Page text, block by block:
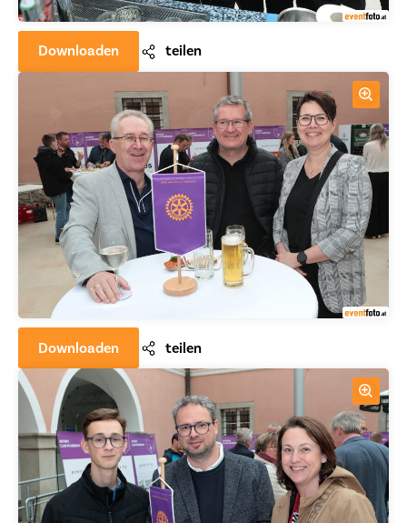
Downloaden teilen
Downloaden teilen